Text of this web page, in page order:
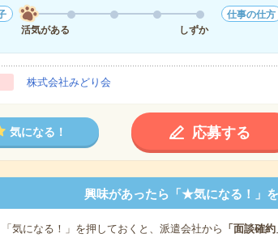
活気がある
しずか
仕事の仕方
株式会社みどり会
気になる！ 応募する
興味があったら「★気になる！」を
「気になる！」を押しておくと、派遣会社から 「面談確約